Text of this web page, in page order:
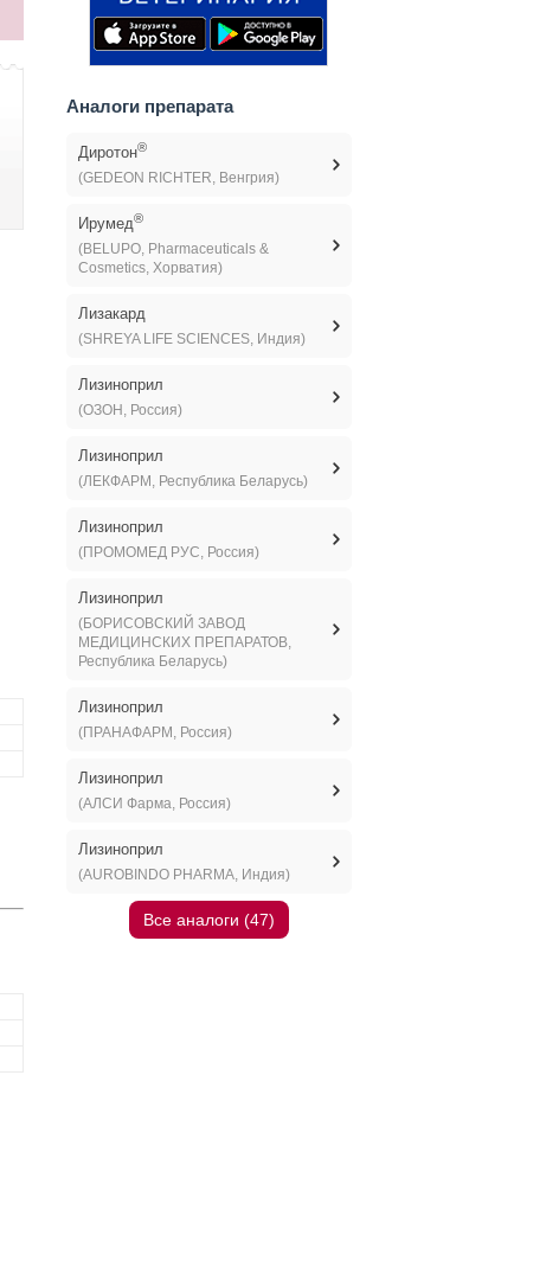
Аналоги препарата
Диротон®
(GEDEON RICHTER, Венгрия)
Ирумед®
(BELUPO, Pharmaceuticals &
Cosmetics, Хорватия)
Лизакард
(SHREYA LIFE SCIENCES, Индия)
Лизиноприл
(ОЗОН, Россия)
Лизиноприл
(ЛЕКФАРМ, Республика Беларусь)
Лизиноприл
(ПРОМОМЕД РУС, Россия)
Лизиноприл
(БОРИСОВСКИЙ ЗАВОД
МЕДИЦИНСКИХ ПРЕПАРАТОВ,
Республика Беларусь)
Лизиноприл
(ПРАНАФАРМ, Россия)
Лизиноприл
(АЛСИ Фарма, Россия)
Лизиноприл
(AUROBINDO PHARMA, Индия)
Все аналоги (47)